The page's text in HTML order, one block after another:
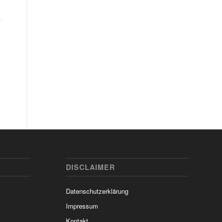
DISCLAIMER
Datenschutzerklärung
Impressum